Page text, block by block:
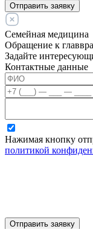
Отправить заявку
Семейная медицина
Обращение к
Задайте
Контактные данные
Нажимая кнопку
политикой
Отправить заявку